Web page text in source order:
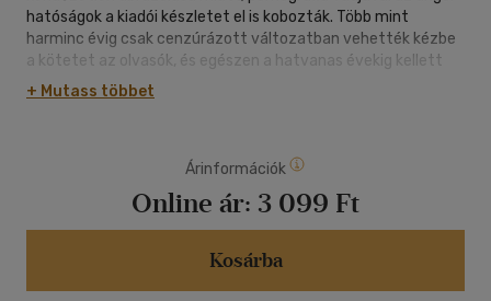
hatóságok a kiadói készletet el is kobozták. Több mint
harminc évig csak cenzúrázott változatban vehették kézbe
a kötetet az olvasók, és egészen a hatvanas évekig kellett
várniuk arra, hogy Angliában teljes terjedelmében a
könyvesboltok polcaira kerülhessen a mű - addig csak
szenvedélyes, poétikus alkotás. A modern társadalom
bajainak gyógyírját az ösztönök, az érzelmek és az érzékek
szabadjára engedésében, az emberi gyöngédségben látja.
Tabukat dönt meg: a modern regényirodalomban elsőként
ábrázolja szókimondóan a testi szerelmet - ráadásul két
+ Mutass többet
Árinformációk
Online ár: 3 099 Ft
Kosárba